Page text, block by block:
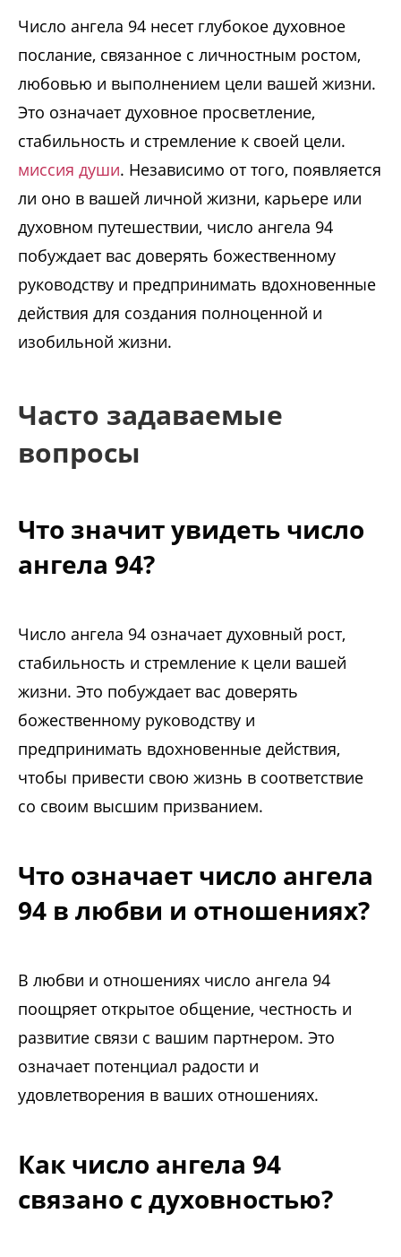
Число ангела 94 несет глубокое духовное
послание, связанное с личностным ростом,
любовью и выполнением цели вашей жизни.
Это означает духовное просветление,
стабильность и стремление к своей цели.
миссия души. Независимо от того, появляется
ли оно в вашей личной жизни, карьере или
духовном путешествии, число ангела 94
побуждает вас доверять божественному
руководству и предпринимать вдохновенные
действия для создания полноценной и
изобильной жизни.
Часто задаваемые
вопросы
Что значит увидеть число
ангела 94?
Число ангела 94 означает духовный рост,
стабильность и стремление к цели вашей
жизни. Это побуждает вас доверять
божественному руководству и
предпринимать вдохновенные действия,
чтобы привести свою жизнь в соответствие
со своим высшим призванием.
Что означает число ангела
94 в любви и отношениях?
В любви и отношениях число ангела 94
поощряет открытое общение, честность и
развитие связи с вашим партнером. Это
означает потенциал радости и
удовлетворения в ваших отношениях.
Как число ангела 94
связано с духовностью?